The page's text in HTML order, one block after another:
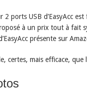
2 ports USB d’EasyAcc
à un prix tout à fait
présente sur
certes, mais efficace, que